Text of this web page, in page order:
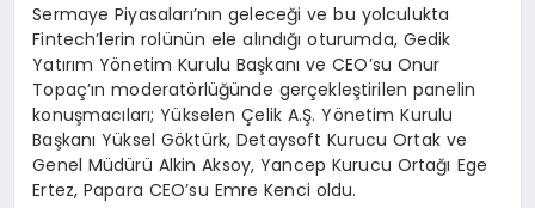
Sermaye Piyasaları’nın geleceği ve bu yolculukta
Fintech’lerin rolünün ele alındığı oturumda, Gedik
Yatırım Yönetim Kurulu Başkanı ve CEO’su Onur
Topaç’ın moderatörlüğünde gerçekleştirilen panelin
konuşmacıları; Yükselen Çelik A.Ş. Yönetim Kurulu
Başkanı Yüksel Göktürk, Detaysoft Kurucu Ortak ve
Genel Müdürü Alkin Aksoy, Yancep Kurucu Ortağı Ege
Ertez, Papara CEO’su Emre Kenci oldu.